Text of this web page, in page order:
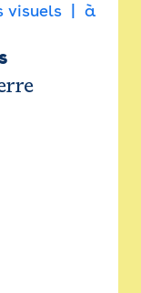
visuels
à